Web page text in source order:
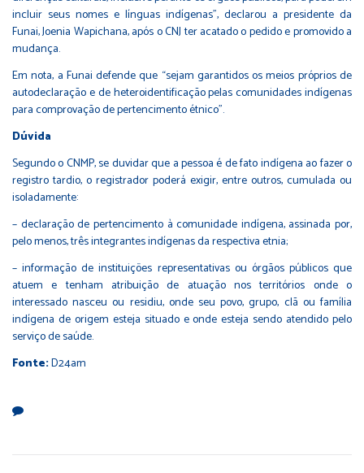
incluir seus nomes e línguas indígenas”, declarou a presidente da
Funai, Joenia Wapichana, após o CNJ ter acatado o pedido e promovido a
mudança.
Em nota, a Funai defende que “sejam garantidos os meios próprios de
autodeclaração e de heteroidentificação pelas comunidades indígenas
para comprovação de pertencimento étnico”.
Dúvida
Segundo o CNMP, se duvidar que a pessoa é de fato indígena ao fazer o
registro tardio, o registrador poderá exigir, entre outros, cumulada ou
isoladamente:
– declaração de pertencimento à comunidade indígena, assinada por,
pelo menos, três integrantes indígenas da respectiva etnia;
– informação de instituições representativas ou órgãos públicos que
atuem e tenham atribuição de atuação nos territórios onde o
interessado nasceu ou residiu, onde seu povo, grupo, clã ou família
indígena de origem esteja situado e onde esteja sendo atendido pelo
serviço de saúde.
Fonte:D24am